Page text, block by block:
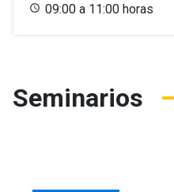
09:00 a 11:00 horas
Seminarios